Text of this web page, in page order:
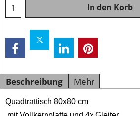
In den Korb
Beschreibung Mehr
Quadtrattisch 80x80 cm